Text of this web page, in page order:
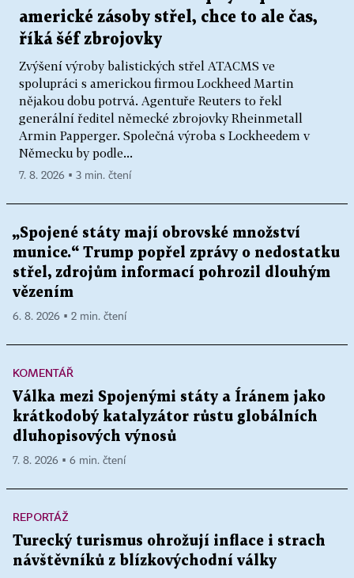
americké zásoby střel, chce to ale čas,
říká šéf zbrojovky
Zvýšení výroby balistických střel ATACMS ve
spolupráci s americkou firmou Lockheed Martin
nějakou dobu potrvá. Agentuře Reuters to řekl
generální ředitel německé zbrojovky Rheinmetall
Armin Papperger. Společná výroba s Lockheedem v
Německu by podle...
7. 8. 2026 ▪ 3 min. čtení
„Spojené státy mají obrovské množství
munice.“ Trump popřel zprávy o nedostatku
střel, zdrojům informací pohrozil dlouhým
vězením
6. 8. 2026 ▪ 2 min. čtení
KOMENTÁŘ
Válka mezi Spojenými státy a Íránem jako
krátkodobý katalyzátor růstu globálních
dluhopisových výnosů
7. 8. 2026 ▪ 6 min. čtení
REPORTÁŽ
Turecký turismus ohrožují inflace i strach
návštěvníků z blízkovýchodní války